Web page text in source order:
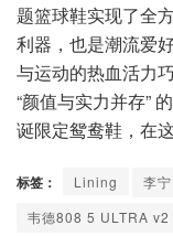
题篮球鞋实现了全
利器，也是潮流爱
与运动的热血活力
“颜值与实力并存”
诞限定鸳鸯鞋，在
标签： Lining 李宁
韦德808 5 ULTRA v2